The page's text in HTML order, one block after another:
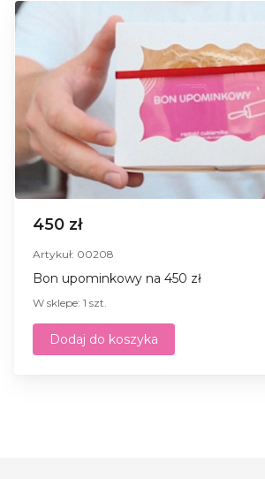
450 zł
Artykuł: 00208
Bon upominkowy na 450 zł
W sklepe: 1 szt.
Dodaj do koszyka